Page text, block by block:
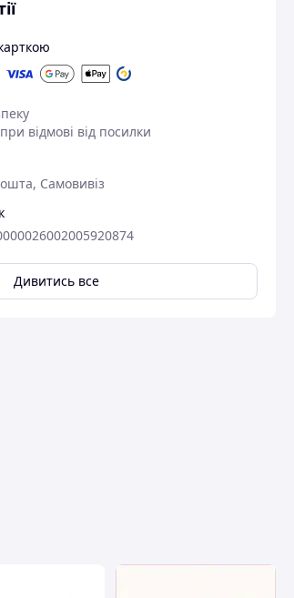
відмові від посилки
Самовивіз
Дивитись все